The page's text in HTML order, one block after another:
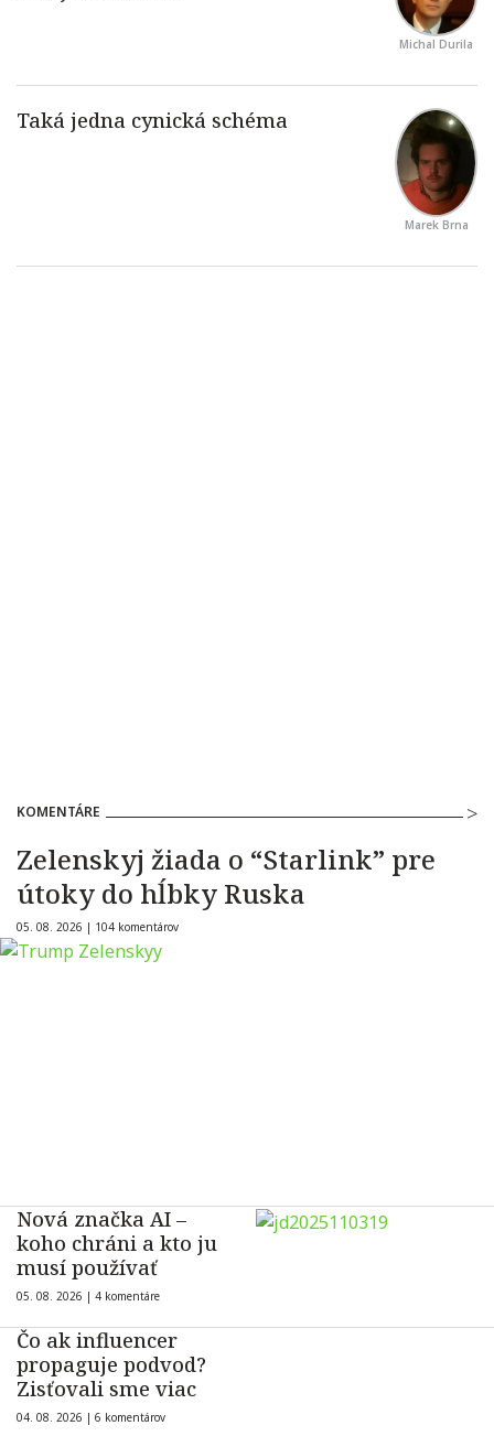
Michal Durila
Marek Brna
KOMENTÁRE
Zelenskyj žiada o “Starlink” pre
útoky do hĺbky Ruska
05. 08. 2026 | 104 komentárov
Nová značka AI –
koho chráni a kto ju
musí používať
05. 08. 2026 | 4 komentáre
Čo ak influencer
propaguje podvod?
Zisťovali sme viac
04. 08. 2026 | 6 komentárov